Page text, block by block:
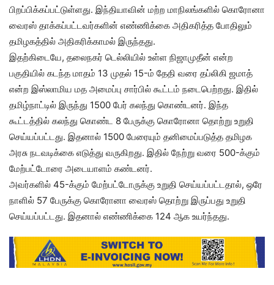
பிறப்பிக்கப்பட்டுள்ளது. இந்தியாவின் மற்ற மாநிலங்களில் கொரோனா
வைரஸ் தாக்கப்பட்டவர்களின் எண்ணிக்கை அதிகரித்த போதிலும்
தமிழகத்தில் அதிகரிக்காமல் இருந்தது.
இதற்கிடையே, தலைநகர் டெல்லியில் உள்ள நிஜாமுதீன் என்ற
பகுதியில் கடந்த மாதம் 13 முதல் 15-ம் தேதி வரை தப்லிகி ஜமாத்
என்ற இஸ்லாமிய மத அமைப்பு சார்பில் கூட்டம் நடைபெற்றது. இதில்
தமிழ்நாட்டில் இருந்து 1500 பேர் கலந்து கொண்டனர். இந்த
கூட்டத்தில் கலந்து கொண்ட 8 பேருக்கு கொரோனா தொற்று உறுதி
செய்யப்பட்டது. இதனால் 1500 பேரையும் தனிமைப்படுத்த தமிழக
அரசு நடவடிக்கை எடுத்து வருகிறது. இதில் நேற்று வரை 500-க்கும்
மேற்பட்டோரை அடையாளம் கண்டனர்.
அவர்களில் 45-க்கும் மேற்பட்டோருக்கு உறுதி செய்யப்பட்டதால், ஒரே
நாளில் 57 பேருக்கு கொரோனா வைரஸ் தொற்று இருப்பது உறுதி
செய்யப்பட்டது. இதனால் எண்ணிக்கை 124 ஆக உயர்ந்தது.